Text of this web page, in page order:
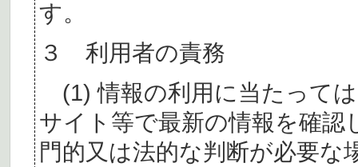
す。
３ 利用者の責務
(1) 情報の利用に当たって
サイト等で最新の情報を確認
門的又は法的な判断が必要